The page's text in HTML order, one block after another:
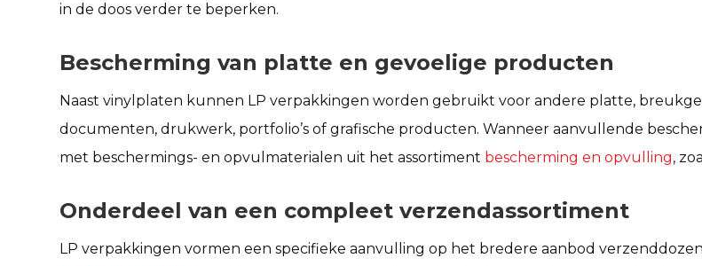
in de doos verder te beperken.
Bescherming van platte en gevoelige producten
Naast vinylplaten kunnen LP verpakkingen worden gebruikt voor andere platte,
documenten, drukwerk, portfolio’s of grafische producten. Wanneer aanvullende
met beschermings- en opvulmaterialen uit het assortiment bescherming en opvulling,
Onderdeel van een compleet verzendassortiment
LP verpakkingen vormen een specifieke aanvulling op het bredere aanbod